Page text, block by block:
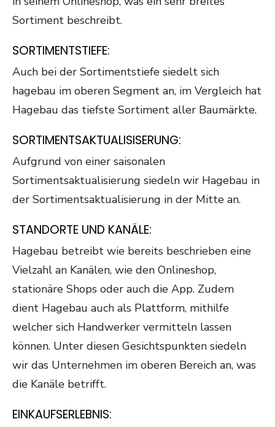
Sortiment beschreibt.
SORTIMENTSTIEFE:
Auch bei der Sortimentstiefe siedelt sich
hagebau im oberen Segment an, im Vergleich hat
Hagebau das tiefste Sortiment aller Baumärkte.
SORTIMENTSAKTUALISISERUNG:
Aufgrund von einer saisonalen
Sortimentsaktualisierung siedeln wir Hagebau in
der Sortimentsaktualisierung in der Mitte an.
STANDORTE UND KANÄLE:
Hagebau betreibt wie bereits beschrieben eine
Vielzahl an Kanälen, wie den Onlineshop,
stationäre Shops oder auch die App. Zudem
dient Hagebau auch als Plattform, mithilfe
welcher sich Handwerker vermitteln lassen
können. Unter diesen Gesichtspunkten siedeln
wir das Unternehmen im oberen Bereich an, was
die Kanäle betrifft.
EINKAUFSERLEBNIS: